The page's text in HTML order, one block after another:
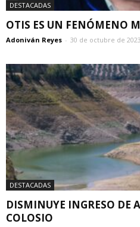
DESTACADAS
OTIS ES UN FENÓMENO
Adoniván Reyes - 30 de octubre de 2023
DESTACADAS
DISMINUYE INGRESO DE
COLOSIO